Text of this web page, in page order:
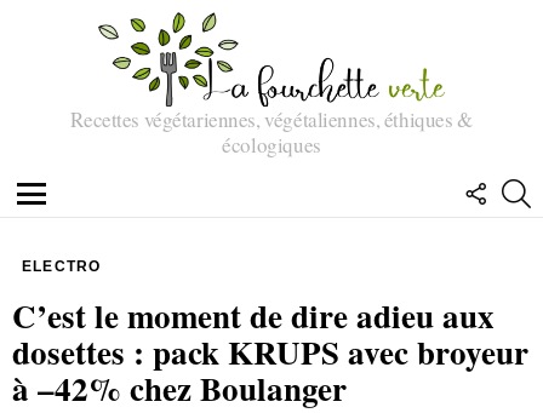
Recettes végétariennes, végétaliennes, éthiques &
écologiques
Menu
NOUS
ELECTRO
C’est le moment de dire adieu aux
dosettes : pack KRUPS avec broyeur
à –42% chez Boulanger